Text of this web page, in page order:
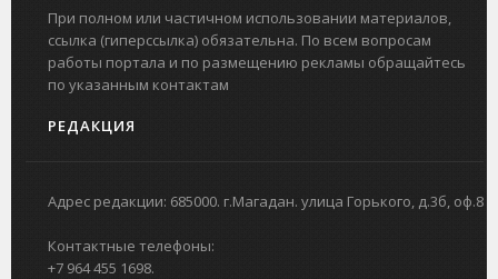
При полном или частичном использовании материалов,
ссылка (гиперссылка) обязательна. По всем вопросам
работы портала и по размещению рекламы обращайтесь
по указанным контактам
РЕДАКЦИЯ
Адрес редакции: 685000. г.Магадан. улица Горького, д.3б, оф.8
Контактные телефоны:
+7 964 455 1698.